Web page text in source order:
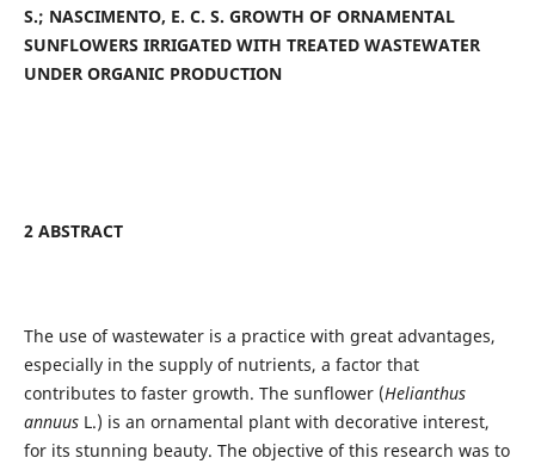
S.; NASCIMENTO, E. C. S. GROWTH OF ORNAMENTAL
SUNFLOWERS IRRIGATED WITH TREATED WASTEWATER
UNDER ORGANIC PRODUCTION
2 ABSTRACT
The use of wastewater is a practice with great advantages,
especially in the supply of nutrients, a factor that
contributes to faster growth. The sunflower (Helianthus
annuusL.) is an ornamental plant with decorative interest,
for its stunning beauty. The objective of this research was to